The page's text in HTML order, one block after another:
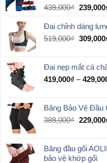
439,000₫ Giá
là:
239,000
Đai chỉnh dáng
519,000₫ Giá
309,000
Đai nẹp mắt cá
419,000₫ –
Băng Bảo Vệ Đầu
389,000₫ Giá
229,000
Băng đầu gối
bảo vệ khớp gối